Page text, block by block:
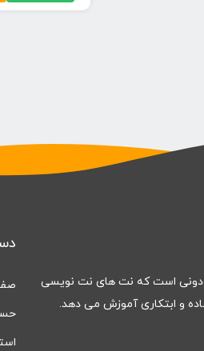
دونی است که نت های نت نویسی
و ابتکاری آموزش می دهد.